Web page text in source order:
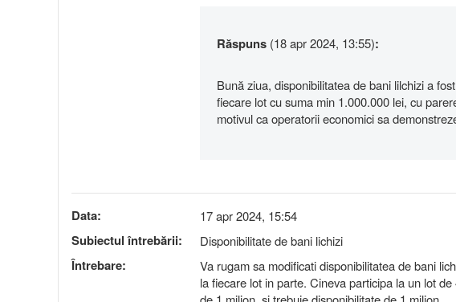
Răspuns (18 apr 2024, 13:55):
Bună ziua, disponibilitatea de bani lilchizi a
fiecare lot cu suma min 1.000.000 lei, cu
motivul ca operatorii economici sa
Data: 17 apr 2024, 15:54
Subiectul întrebării: Disponibilitate de bani lichizi
Întrebare:
Va rugam sa modificati disponibilitatea de bani
la fiecare lot in parte. Cineva participa la un lot